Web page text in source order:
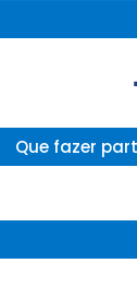
Que fazer